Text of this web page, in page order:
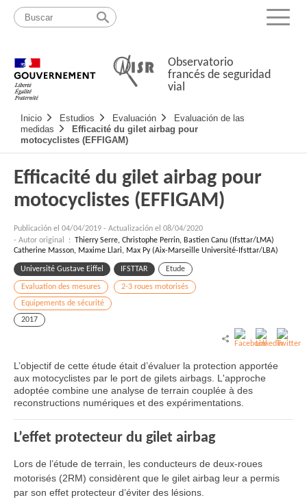
Pasar
contenido
Mapa
web
Menu
Observatorio
francés de seguridad
vial
Navigation
principale
Inicio Estudios Evaluación
Evaluación de las
medidas
Efficacité du gilet airbag pour
motocyclistes (EFFIGAM)
Efficacité du gilet airbag pour
motocyclistes (EFFIGAM)
Publicación el 04/04/2019 - Actualización el 08/04/2020
- Autor original : Thierry Serre, Christophe Perrin, Bastien Canu (Ifsttar/LMA)
Catherine Masson, Maxime Llari, Max Py (Aix-Marseille Université-Ifsttar/LBA)
Université Gustave Eiffel IFSTTAR Etude
Evaluation des mesures
2-3 roues motorisés
Equipements de sécurité
2017
L’objectif de cette étude était d’évaluer la protection apportée
aux motocyclistes par le port de gilets airbags. L'approche
adoptée combine une analyse de terrain couplée à des
reconstructions numériques et des expérimentations.
L’effet protecteur du gilet airbag
Lors de l’étude de terrain, les conducteurs de deux-roues
motorisés (2RM) considèrent que le gilet airbag leur a permis
par son effet protecteur d’éviter des lésions.